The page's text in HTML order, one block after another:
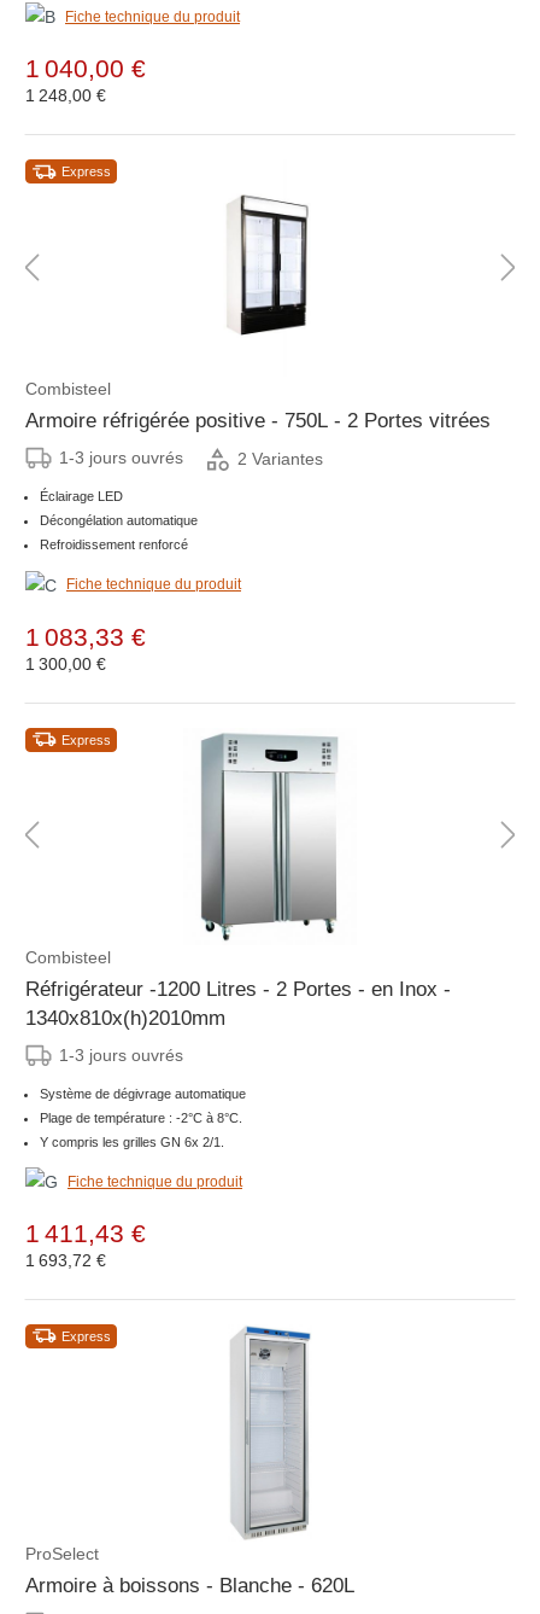
Fiche technique du produit
1 040,00 €
1 248,00 €
Express
Combisteel
Armoire réfrigérée positive - 750L - 2 Portes vitrées
1-3 jours ouvrés 2 Variantes
Éclairage LED
Décongélation automatique
Refroidissement renforcé
Fiche technique du produit
1 083,33 €
1 300,00 €
Express
Combisteel
Réfrigérateur -1200 Litres - 2 Portes - en Inox -
1340x810x(h)2010mm
1-3 jours ouvrés
Système de dégivrage automatique
Plage de température : -2°C à 8°C.
Y compris les grilles GN 6x 2/1.
Fiche technique du produit
1 411,43 €
1 693,72 €
Express
ProSelect
Armoire à boissons - Blanche - 620L